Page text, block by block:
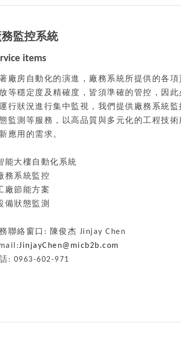
監控系統
items
廠房自動化的演進，廠務系統所提供的各
等穩定度及精確度，皆須準確的管控，因
行狀況進行集中監視，我們提供廠務系統
監測等服務，以高品質與多元化的工程技
應用的需求。
能大樓自動化系統
務系統監控
廠節能方案
備狀態監測
聯絡窗口: 陳俊杰 Jinjay Chen
JinjayChen@micb2b.com
: 0963-602-971